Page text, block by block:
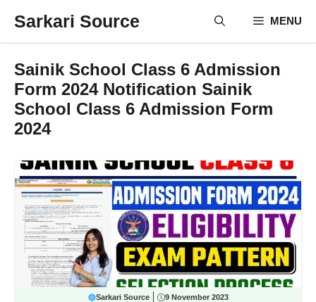
Sarkari Source MENU
Sainik School Class 6 Admission
Form 2024 Notification Sainik
School Class 6 Admission Form
2024
Sarkari Source 9 November 2023